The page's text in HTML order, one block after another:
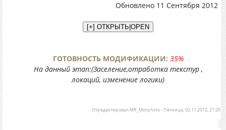
Обновлено 11 Сентября 2012
ГОТОВНОСТЬ МОДИФИКАЦИИ: 35%
На данный этап:(Заселение,отработка текстур ,
локаций, изменение логики)
Отредактировал MR_Morphine- Пятница, 02.11.2012, 21:20